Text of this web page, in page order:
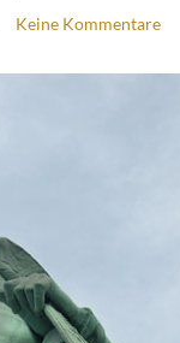
Keine Kommentare